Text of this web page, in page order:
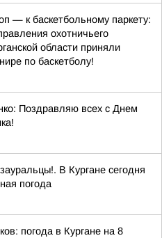
— к баскетбольному паркету:
охотничьего
области приняли
по баскетболу!
Поздравляю всех с Днем
В Кургане сегодня
погода
погода в Кургане на 8